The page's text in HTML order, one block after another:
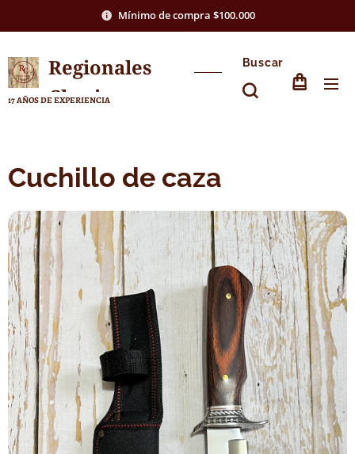
Mínimo de compra $100.000
Regionales
Chasico
17 AÑOS DE EXPERIENCIA
Buscar
Cuchillo de caza